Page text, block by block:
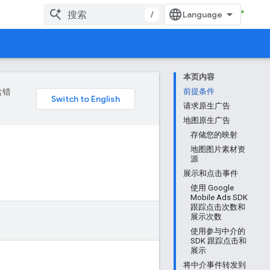
/
本页内容
前提条件
请求原生广告
地图原生广告
存储您的映射
地图图片素材资
源
展示和点击事件
使用 Google
Mobile Ads SDK
跟踪点击次数和
展示次数
使用参与中介的
SDK 跟踪点击和
展示
将中介事件转发到
错